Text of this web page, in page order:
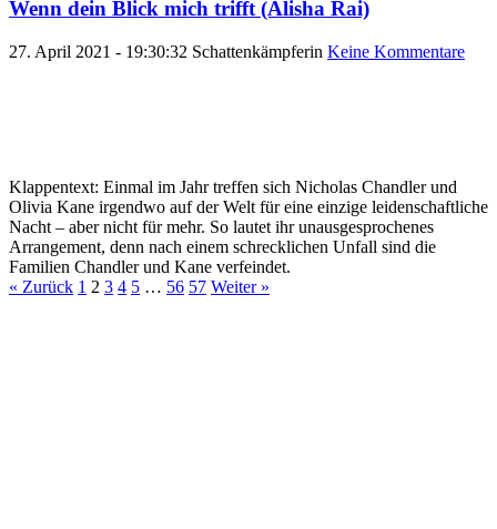
Wenn dein Blick mich trifft (Alisha Rai)
27. April 2021 - 19:30:32 Schattenkämpferin Keine Kommentare
Klappentext: Einmal im Jahr treffen sich Nicholas Chandler und
Olivia Kane irgendwo auf der Welt für eine einzige leidenschaftliche
Nacht – aber nicht für mehr. So lautet ihr unausgesprochenes
Arrangement, denn nach einem schrecklichen Unfall sind die
Familien Chandler und Kane verfeindet.
« Zurück 1 2 3 4 5 … 56 57 Weiter »